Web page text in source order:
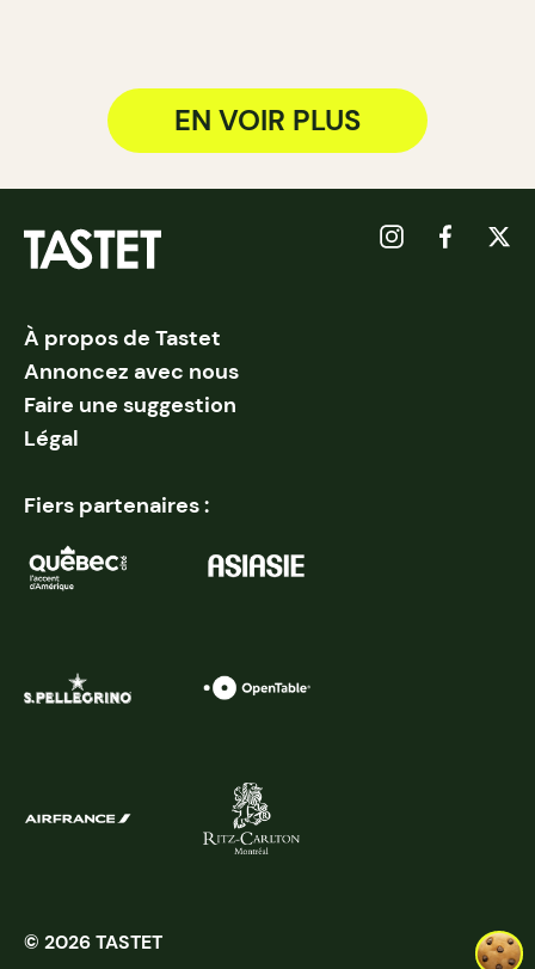
EN VOIR PLUS
À propos de Tastet
Annoncez avec nous
Faire une suggestion
Légal
Fiers partenaires :
© 2026 TASTET